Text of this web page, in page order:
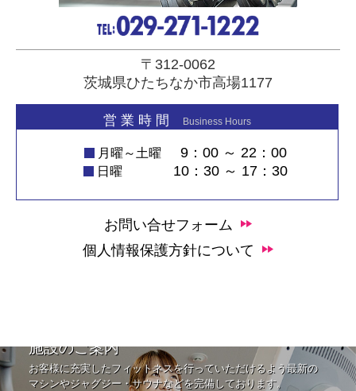
〒312-0062
茨城県ひたちなか市高場1177
営 業 時 間 Business Hours
月曜～土曜 9：00 ～ 22：00
日曜 10：30 ～ 17：30
お問い合せフォーム
個人情報保護方針について
施設のご案内
お客様に充実したフィットネスを行っていただけるよう最新の
マシンやジャグジー・サウナなどを完備しております。